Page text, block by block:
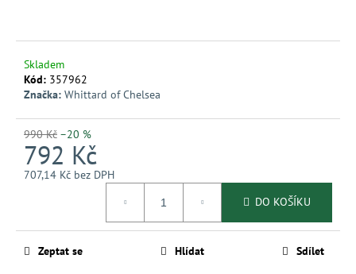
Skladem
Kód: 357962
Značka: Whittard of Chelsea
990 Kč –20 %
792 Kč
707,14 Kč bez DPH
DO KOŠÍKU
Zeptat se Hlídat Sdílet
u
u
j
e
m
e